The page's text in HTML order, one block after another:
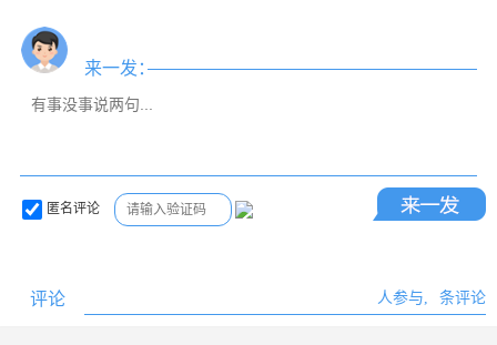
来一发：
匿名评论
评论 人参与, 条评论